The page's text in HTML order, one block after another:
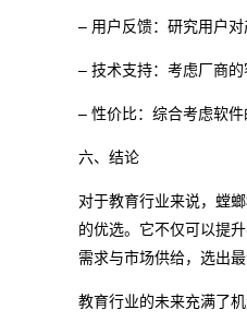
– 用户反馈：研究用户
– 技术支持：考虑厂商
– 性价比：综合考虑软
六、结论
对于教育行业来说，螳
的优选。它不仅可以提
需求与市场供给，选出最
教育行业的未来充满了